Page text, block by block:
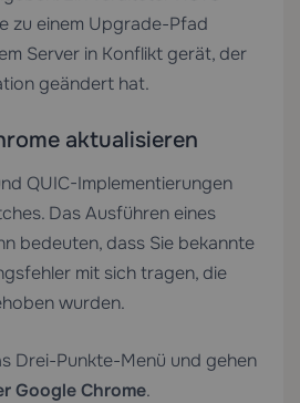
zu einem Upgrade-Pfad
Server in Konflikt gerät, der
geändert hat.
aktualisieren
QUIC-Implementierungen
Das Ausführen eines
bedeuten, dass Sie bekannte
mit sich tragen, die
wurden.
Drei-Punkte-Menü und gehen
Google Chrome.